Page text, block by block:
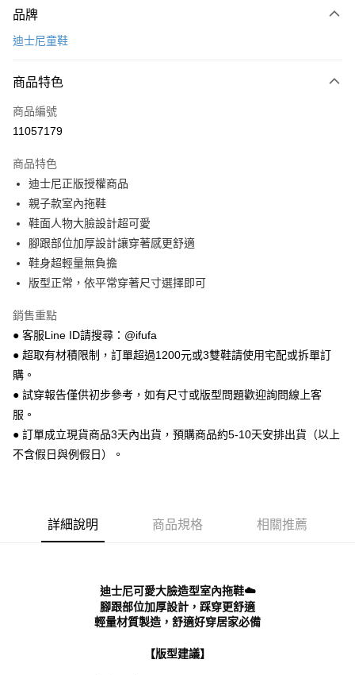
信用卡一次付款
LINE Pay
Apple Pay
悠遊付
Google Pay
全盈+PAY
AFTEE先享後付
相關說明
AFTEE先享後付是「在收到商品之後才付款」的支付方式。 讓您購物簡單
１．簡單：不需註冊會員、不需綁卡、不需儲值。
２．便利：只要手機號碼，簡訊認證，即可結帳。
３．安心：先確認商品／服務後，再付款。
【「AFTEE先享後付」結帳流程】
１．於結帳方式選擇「AFTEE先享後付」後，將跳轉至「AFTEE先享後付」
２．訂單成立數日內，您將收到繳費通知簡訊。
３．收到繳費通知簡訊後14天內，點擊此簡訊中的連結，可透過四大超商／
※ 交易是否成功請以「AFTEE先享後付 」之結帳頁面顯示為準，若有關於
是否繳費成功／繳費後需取消欲退款等相關疑問，請聯繫「AFTEE先享後付
１．透過由恩沛科技股份有限公司提供之「AFTEE先享後付」服務完成之交
易，需依本服務之必要範圍內提供個人資料，並將交易相關給付款項請求債
權轉讓予恩沛科技股份有限公司。
ATM付款
運送方式
全家 取貨付款
每筆NT$70，滿NT$999(含以上)免運費
付款後 全家取貨
付款後 7-11取貨
每筆NT$90，滿NT$999(含以上)免運費
品牌
迪士尼童鞋
商品特色
商品編號
11057179
商品特色
迪士尼正版授權商品
親子款室內拖鞋
鞋面人物大臉設計超可愛
腳跟部位加厚設計讓穿著感更舒適
鞋身超輕量無負擔
版型正常，依平常穿著尺寸選擇即可
銷售重點
● 客服Line ID請搜尋：@ifufa
● 超取有材積限制，訂單超過1200元或3雙鞋請使用宅配或拆單訂
購。
● 試穿報告僅供初步參考，如有尺寸或版型問題歡迎詢問線上客
服。
● 訂單成立現貨商品3天內出貨，預購商品約5-10天安排出貨（以上
不含假日與例假日）。
詳細說明 商品規格 相關推薦
迪士尼可愛大臉造型室內拖鞋☁️
腳跟部位加厚設計，踩穿更舒適
輕量材質製造，舒適好穿居家必備
【版型建議】